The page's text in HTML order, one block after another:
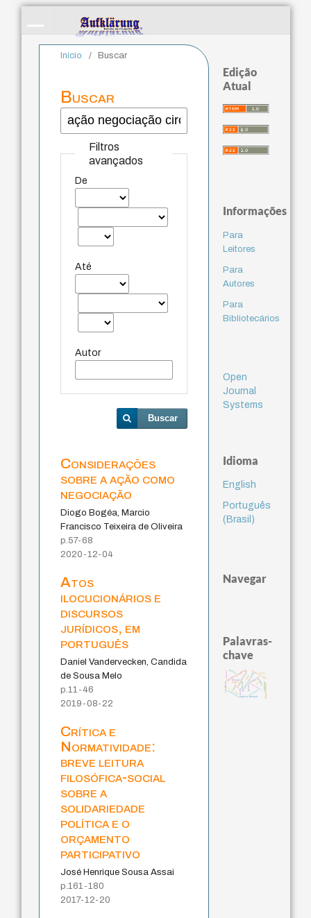
Início / Buscar
Buscar
Filtros
avançados
De
Até
Autor
Buscar
Considerações
sobre a ação como
negociação
Diogo Bogéa, Marcio
Francisco Teixeira de Oliveira
p.57-68
2020-12-04
Atos
ilocucionários e
discursos
jurídicos, em
português
Daniel Vandervecken, Candida
de Sousa Melo
p.11-46
2019-08-22
Crítica e
Normatividade:
breve leitura
filosófica-social
sobre a
solidariedade
política e o
orçamento
participativo
José Henrique Sousa Assai
p.161-180
2017-12-20
Edição
Atual
Informações
Para
Leitores
Para
Autores
Para
Bibliotecários
Open
Journal
Systems
Idioma
English
Português
(Brasil)
Navegar
Palavras-
chave
fundamentalismo
jacobi
protágoras
experiência temporalmetafísica do tempo
género
idade intolerância
homem-medida
j.c.m. neto
palavra
perdón
leyes
violencia
guayaquil
logos
direito romano
pedagogia
lei
arquivos mentais
desejo
sacrifício
mind
therapy